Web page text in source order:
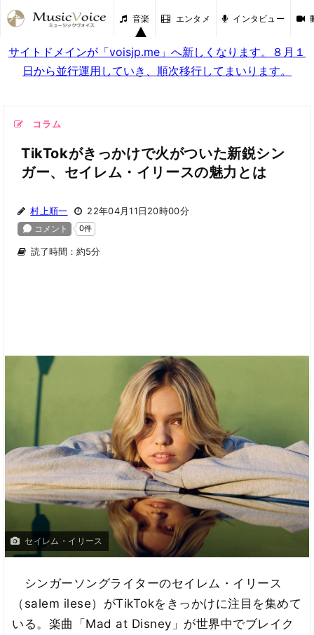
音楽 エンタメ インタビュー
サイトドメインが「voisjp.me」へ新しくなります。８月１
日から並行運用していき、順次移行してまいります。
コラム
TikTokがきっかけで火がついた新鋭シン
ガー、セイレム・イリースの魅力とは
村上順一 22年04月11日20時00分
読了時間：約5分
セイレム・イリース
シンガーソングライターのセイレム・イリース
（salem ilese）がTikTokをきっかけに注目を集めて
いる。楽曲「Mad at Disney」が世界中でブレイク